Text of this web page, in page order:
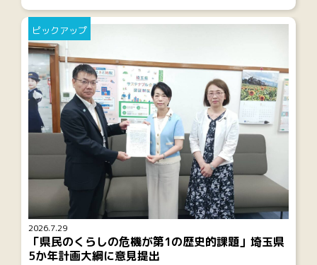
2026.7.29
ピックアップ
「県民のくらしの危機が第1の歴史的課題」埼玉県
5か年計画大綱に意見提出